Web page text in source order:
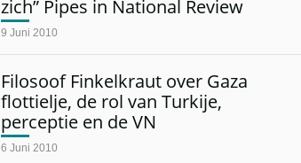
zich” Pipes in National Review
9 Juni 2010
Filosoof Finkelkraut over Gaza
flottielje, de rol van Turkije,
perceptie en de VN
6 Juni 2010